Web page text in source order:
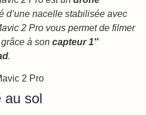
d’une nacelle stabilisée avec
2 Pro vous permet de filmer
à son capteur 1″
.
au sol